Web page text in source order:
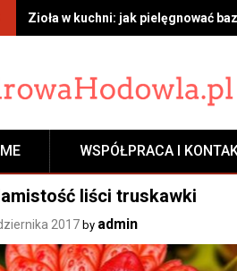
Zioła w kuchni: jak pielęgnować
WSPÓŁPRACA I
liści truskawki
2017 by admin